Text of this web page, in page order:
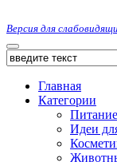
Версия для
Главная
Категории
Идеи